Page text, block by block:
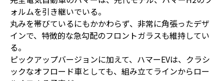
ォルムを引き継いでいる。
丸みを帯びているにもかかわらず、非常に角張ったデザ
インで、特徴的な急勾配のフロントガラスも維持してい
る。
ピックアップバージョンに加えて、ハマーEVは、クラシ
ックなオフロード車としても、組み立てラインからロー